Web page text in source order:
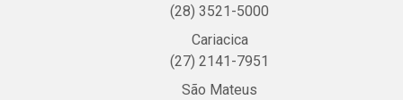
(28) 3521-5000
Cariacica
(27) 2141-7951
São Mateus